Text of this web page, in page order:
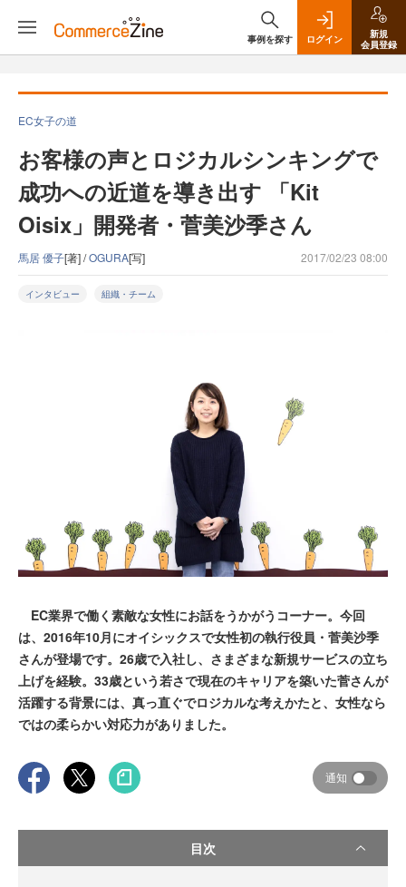
事例を探す ログイン
新規
会員登録
EC女子の道
お客様の声とロジカルシンキングで
成功への近道を導き出す 「Kit
Oisix」開発者・菅美沙季さん
馬居 優子[著] /OGURA[写] 2017/02/23 08:00
インタビュー 組織・チーム
EC業界で働く素敵な女性にお話をうかがうコーナー。今回
は、2016年10月にオイシックスで女性初の執行役員・菅美沙季
さんが登場です。26歳で入社し、さまざまな新規サービスの立ち
上げを経験。33歳という若さで現在のキャリアを築いた菅さんが
活躍する背景には、真っ直ぐでロジカルな考えかたと、女性なら
ではの柔らかい対応力がありました。
通知
目次